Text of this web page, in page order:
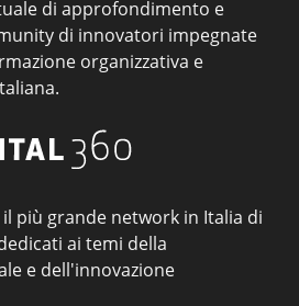
di approfondimento e
di innovatori impegnate
organizzativa e
il più grande network in Italia di
ai temi della
e dell'innovazione